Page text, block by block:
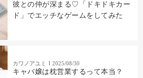
彼との仲が深まる♡「ドキドキカー
ド」でエッチなゲームをしてみた
カワノアユミ 2025/08/30
キャバ嬢は枕営業するって本当？